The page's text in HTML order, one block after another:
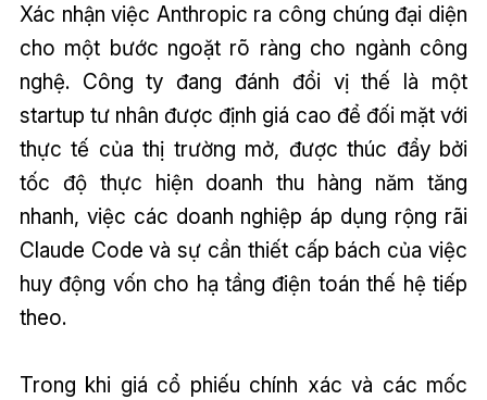
Xác nhận việc Anthropic ra công chúng đại diện
cho một bước ngoặt rõ ràng cho ngành công
nghệ. Công ty đang đánh đổi vị thế là một
startup tư nhân được định giá cao để đối mặt với
thực tế của thị trường mở, được thúc đẩy bởi
tốc độ thực hiện doanh thu hàng năm tăng
nhanh, việc các doanh nghiệp áp dụng rộng rãi
Claude Code và sự cần thiết cấp bách của việc
huy động vốn cho hạ tầng điện toán thế hệ tiếp
theo.
Trong khi giá cổ phiếu chính xác và các mốc